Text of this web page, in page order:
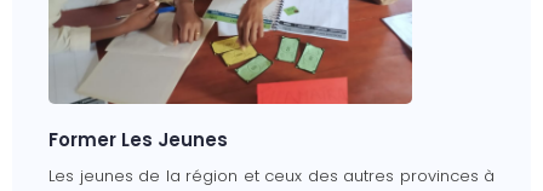
Former Les Jeunes
Les jeunes de la région et ceux des autres provinces à